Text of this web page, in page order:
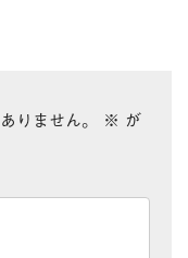
りません。 ※ が